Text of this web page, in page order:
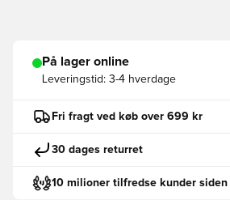
På lager online
Leveringstid: 3-4 hverdage
Fri fragt ved køb over 699 kr
30 dages returret
10 milioner tilfredse kunder siden